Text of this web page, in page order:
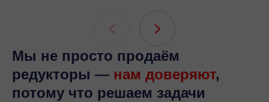
Мы не просто продаём
редукторы — нам доверяют,
потому что решаем задачи